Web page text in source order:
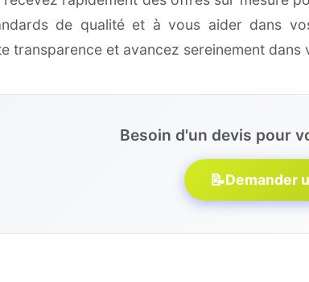
de qualité et à vous aider dans
transparence et avancez sereinement dans
Besoin d'un devis pour
📝Demander